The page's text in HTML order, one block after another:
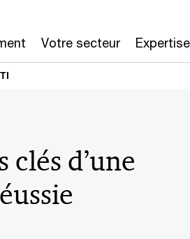
Votre secteur
clés d’une